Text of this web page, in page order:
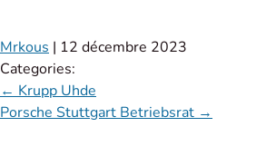
Mrkous | 12 décembre 2023
Categories:
← Krupp Uhde
Porsche Stuttgart Betriebsrat →